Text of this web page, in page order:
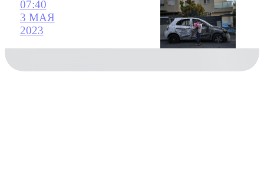
07:40
3 МАЯ
2023